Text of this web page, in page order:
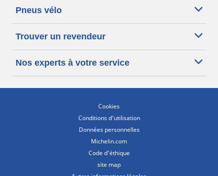
Pneus vélo
Trouver un revendeur
Nos experts à votre service
Cookies
Conditions d'utilisation
Données personnelles
Michelin.com
Code d'éthique
site map